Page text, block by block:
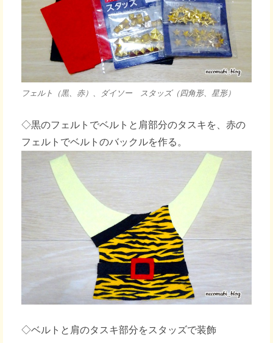
フェルト（黒、赤）、ダイソー スタッズ（四角形、星形）
◇黒のフェルトでベルトと肩部分のタスキを、赤の
フェルトでベルトのバックルを作る。
◇ベルトと肩のタスキ部分をスタッズで装飾